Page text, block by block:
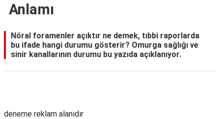
Anlamı
Nöral foramenler açıktır ne demek, tıbbi raporlarda
bu ifade hangi durumu gösterir? Omurga sağlığı ve
sinir kanallarının durumu bu yazıda açıklanıyor.
deneme reklam alanıdır